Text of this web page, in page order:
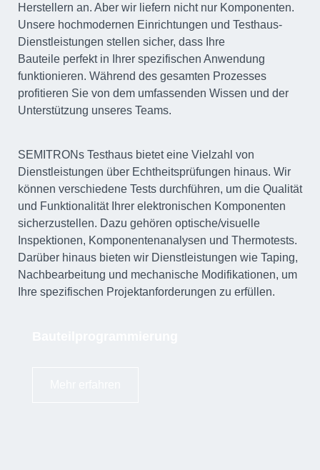
Herstellern an. Aber wir liefern nicht nur Komponenten.
Unsere hochmodernen Einrichtungen und Testhaus-
Dienstleistungen stellen sicher, dass Ihre
Bauteile perfekt in Ihrer spezifischen Anwendung
funktionieren. Während des gesamten Prozesses
profitieren Sie von dem umfassenden Wissen und der
Unterstützung unseres Teams.
SEMITRONs Testhaus bietet eine Vielzahl von
Dienstleistungen über Echtheitsprüfungen hinaus. Wir
können verschiedene Tests durchführen, um die Qualität
und Funktionalität Ihrer elektronischen Komponenten
sicherzustellen. Dazu gehören optische/visuelle
Inspektionen, Komponentenanalysen und Thermotests.
Darüber hinaus bieten wir Dienstleistungen wie Taping,
Nachbearbeitung und mechanische Modifikationen, um
Ihre spezifischen Projektanforderungen zu erfüllen.